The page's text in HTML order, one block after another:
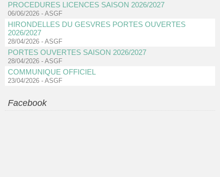
PROCEDURES LICENCES SAISON 2026/2027
06/06/2026 - ASGF
HIRONDELLES DU GESVRES PORTES OUVERTES
2026/2027
28/04/2026 - ASGF
PORTES OUVERTES SAISON 2026/2027
28/04/2026 - ASGF
COMMUNIQUE OFFICIEL
23/04/2026 - ASGF
Facebook